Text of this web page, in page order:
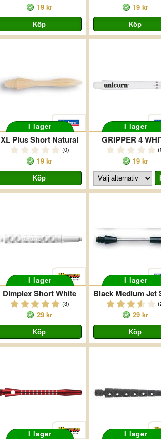
19 kr 19 kr
I lager
XL Plus Short Natural
(0)
19 kr
I lager
GRIPPER 4
19 kr
I lager
Dimplex Short White
(3)
29 kr
I lager
29 kr
I lager I lager